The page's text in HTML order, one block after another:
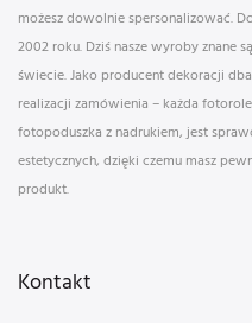
możesz dowolnie spersonalizować.
2002 roku. Dziś nasze wyroby znane
świecie. Jako producent dekoracji
realizacji zamówienia – każda
fotopoduszka z nadrukiem, jest
estetycznych, dzięki czemu masz
produkt.
Kontakt